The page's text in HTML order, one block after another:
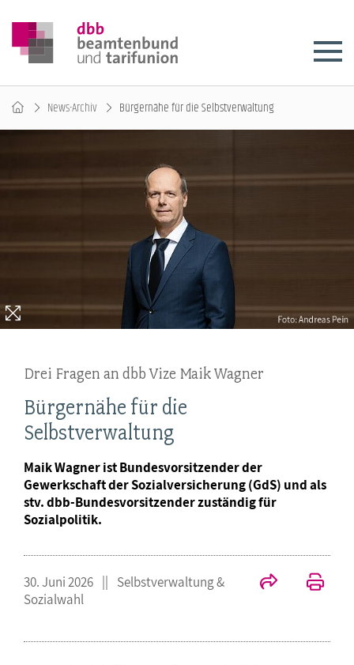
News-Archiv Bürgernähe für die Selbstverwaltung
Drei Fragen an dbb Vize Maik Wagner
Bürgernähe für die
Selbstverwaltung
Maik Wagner ist Bundesvorsitzender der
Gewerkschaft der Sozialversicherung (GdS) und als
stv. dbb-Bundesvorsitzender zuständig für
Sozialpolitik.
30. Juni 2026
Selbstverwaltung &
Sozialwahl